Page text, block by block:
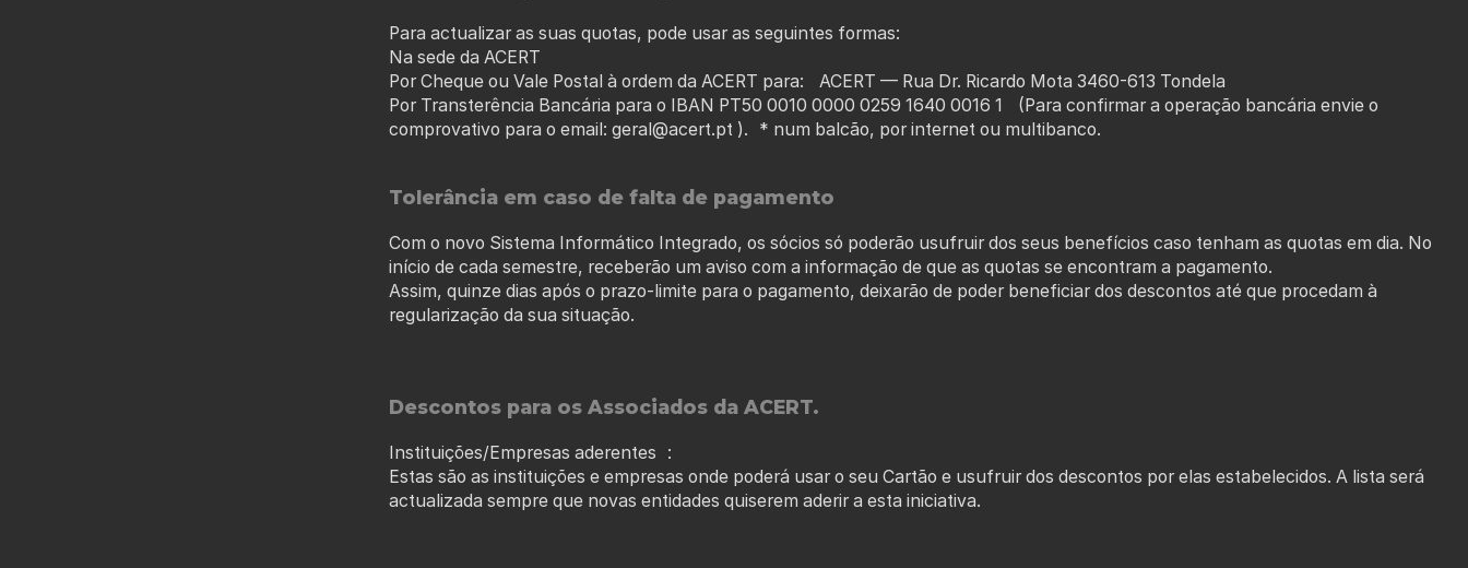
Para actualizar as suas quotas, pode usar as seguintes formas:
Na sede da ACERT
Por Cheque ou Vale Postal à ordem da ACERT para: ACERT — Rua Dr. Ricardo Mota 3460-613 Tondela
Por Transterência Bancária para o IBAN PT50 0010 0000 0259 1640 0016 1 (Para confirmar a operação bancária envie o
comprovativo para o email: geral@acert.pt ). * num balcão, por internet ou multibanco.
Tolerância em caso de falta de pagamento
Com o novo Sistema Informático Integrado, os sócios só poderão usufruir dos seus benefícios caso tenham as quotas em dia. No
início de cada semestre, receberão um aviso com a informação de que as quotas se encontram a pagamento.
Assim, quinze dias após o prazo-limite para o pagamento, deixarão de poder beneficiar dos descontos até que procedam à
regularização da sua situação.
Descontos para os Associados da ACERT.
Instituições/Empresas aderentes :
Estas são as instituições e empresas onde poderá usar o seu Cartão e usufruir dos descontos por elas estabelecidos. A lista será
actualizada sempre que novas entidades quiserem aderir a esta iniciativa.